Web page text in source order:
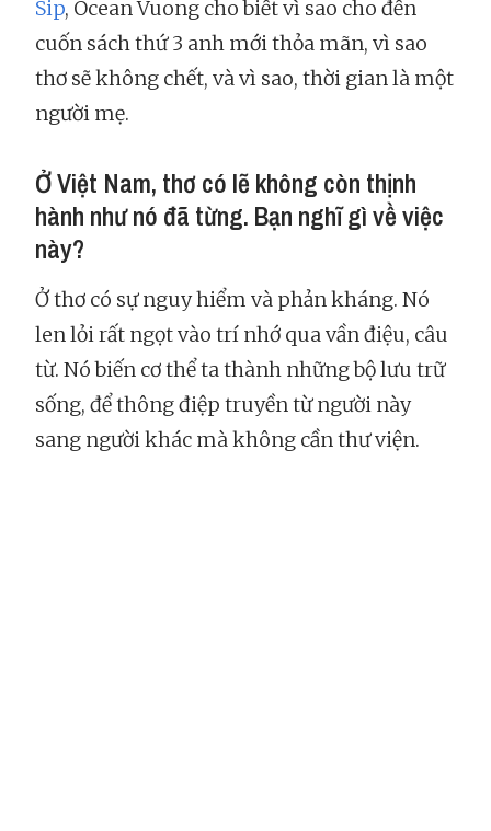
Sip, Ocean Vuong cho biết vì sao cho đến
cuốn sách thứ 3 anh mới thỏa mãn, vì sao
thơ sẽ không chết, và vì sao, thời gian là một
người mẹ.
Ở Việt Nam, thơ có lẽ không còn thịnh
hành như nó đã từng. Bạn nghĩ gì về việc
này?
Ở thơ có sự nguy hiểm và phản kháng. Nó
len lỏi rất ngọt vào trí nhớ qua vần điệu, câu
từ. Nó biến cơ thể ta thành những bộ lưu trữ
sống, để thông điệp truyền từ người này
sang người khác mà không cần thư viện.